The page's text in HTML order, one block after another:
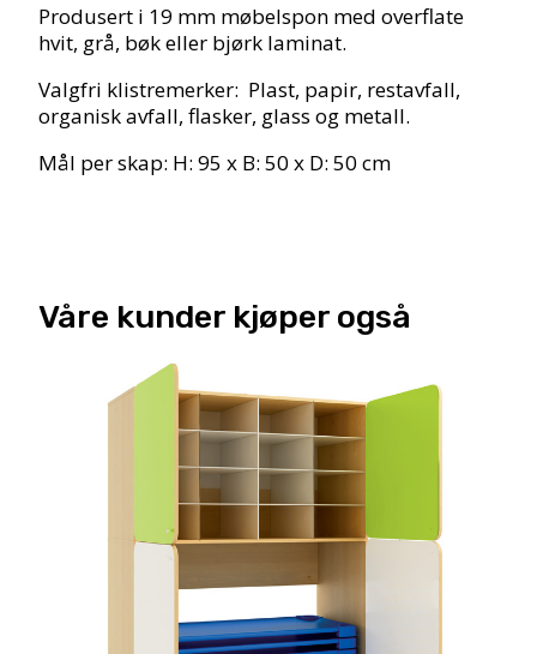
Produsert i 19 mm møbelspon med overflate
hvit, grå, bøk eller bjørk laminat.
Valgfri klistremerker: Plast, papir, restavfall,
organisk avfall, flasker, glass og metall.
Mål per skap: H: 95 x B: 50 x D: 50 cm
Våre kunder kjøper også